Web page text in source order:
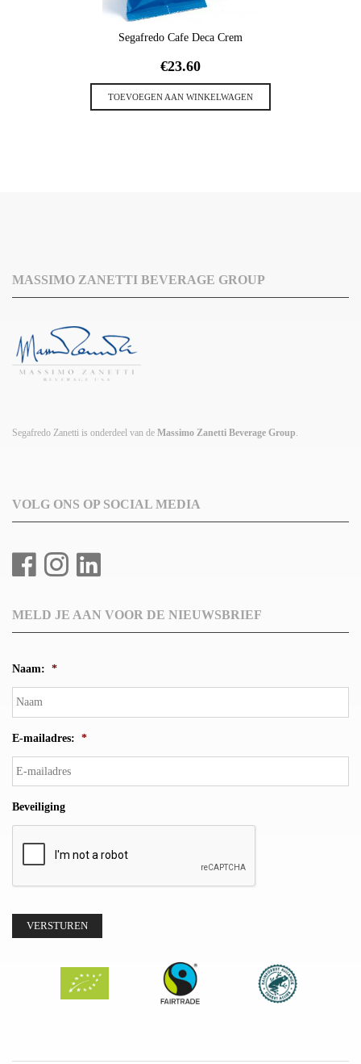
Segafredo Cafe Deca Crem
€23.60
TOEVOEGEN AAN WINKELWAGEN
MASSIMO ZANETTI BEVERAGE GROUP
Segafredo Zanetti is onderdeel van de Massimo Zanetti Beverage Group
VOLG ONS OP SOCIAL MEDIA
MELD JE AAN VOOR DE NIEUWSBRIEF
Naam: *
E-mailadres: *
Beveiliging
VERSTUREN